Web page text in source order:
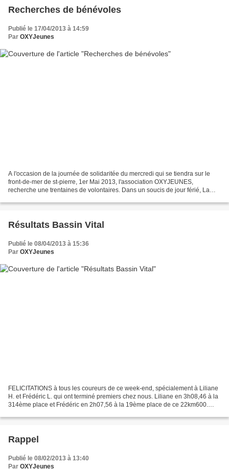
Recherches de bénévoles
Publié le 17/04/2013 à 14:59
Par OXYJeunes
A l'occasion de la journée de solidaritée du mercredi qui se tiendra sur le
front-de-mer de st-pierre, 1er Mai 2013, l'association OXYJEUNES,
recherche une trentaines de volontaires. Dans un soucis de jour férié, La
Résultats Bassin Vital
Publié le 08/04/2013 à 15:36
Par OXYJeunes
FELICITATIONS à tous les coureurs de ce week-end, spécialement à Liliane
H. et Frédéric L. qui ont terminé premiers chez nous. Liliane en 3h08,46 à la
314ème place et Frédéric en 2h07,56 à la 19ème place de ce 22km600.
Rappel
Publié le 08/02/2013 à 13:40
Par OXYJeunes